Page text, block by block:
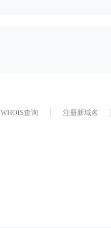
WHOIS查询 注册新域名